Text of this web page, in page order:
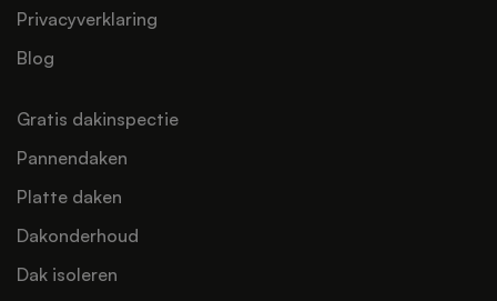
Privacyverklaring
Blog
Gratis dakinspectie
Pannendaken
Platte daken
Dakonderhoud
Dak isoleren